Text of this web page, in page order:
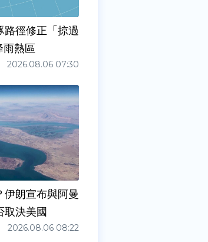
路徑修正「掠過
雨熱區
2026.08.06 07:30
伊朗宣布與阿曼
取決美國
2026.08.06 08:22